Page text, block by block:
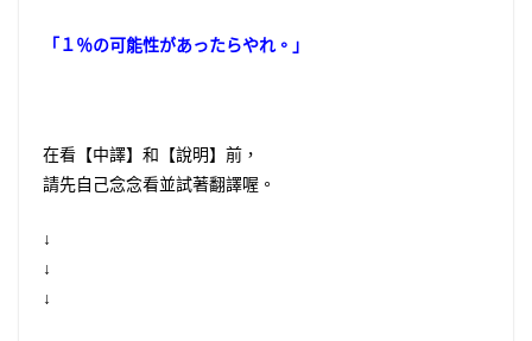
「１％の可能性があったらやれ。」
在看【中譯】和【說明】前，
請先自己念念看並試著翻譯喔。
↓
↓
↓